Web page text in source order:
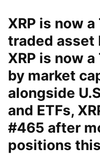
XRP is now
traded asset
XRP is now
by market
alongside
and ETFs,
#465 after
positions